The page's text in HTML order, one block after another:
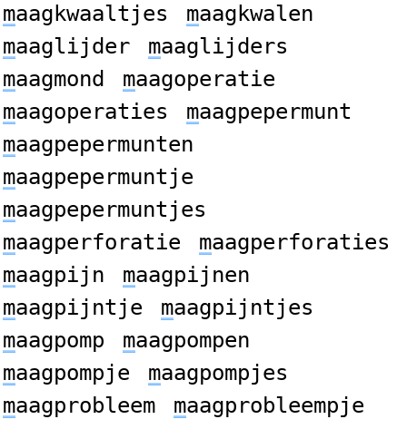
maagkwaaltjes maagkwalen
maaglijder maaglijders
maagmond maagoperatie
maagoperaties maagpepermunt
maagpepermunten
maagpepermuntje
maagpepermuntjes
maagperforatie maagperforaties
maagpijn maagpijnen
maagpijntje maagpijntjes
maagpomp maagpompen
maagpompje maagpompjes
maagprobleem maagprobleempje